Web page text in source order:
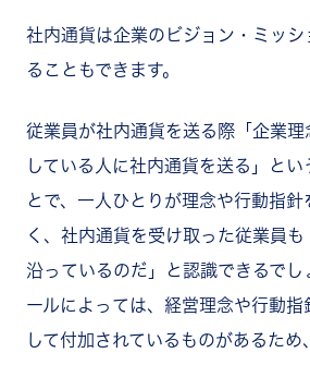
社内通貨は企業のビジョン・ミッシ
ることもできます。
従業員が社内通貨を送る際「企業
している人に社内通貨を送る」とい
とで、一人ひとりが理念や行動指
く、社内通貨を受け取った従業員
沿っているのだ」と認識できるでし
ールによっては、経営理念や行動指
して付加されているものがあるため